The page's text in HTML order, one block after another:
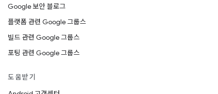
Google 보안 블로그
플랫폼 관련 Google 그룹스
빌드 관련 Google 그룹스
포팅 관련 Google 그룹스
도움받기